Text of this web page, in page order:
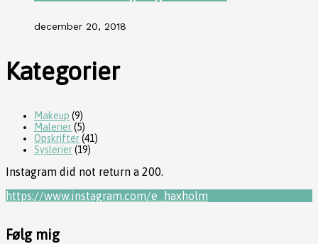
december 20, 2018
Kategorier
Makeup (9)
Malerier(5)
Opskrifter(41)
Syslerier(19)
Instagram did not return a 200.
https://www.instagram.com/e_haxholm
Følg mig